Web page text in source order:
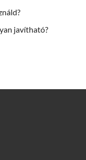
javítható?